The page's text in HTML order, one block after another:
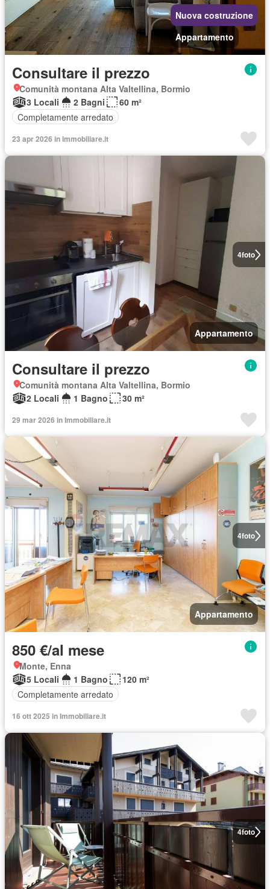
Nuova costruzione
Appartamento
Consultare il prezzo
Comunità montana Alta Valtellina, Bormio
3 Locali
2 Bagni
60 m²
Completamente arredato
23 apr 2026 in Immobiliare.it
4foto
Appartamento
Consultare il prezzo
Comunità montana Alta Valtellina, Bormio
2 Locali
1 Bagno 30 m²
29 mar 2026 in Immobiliare.it
4foto
Appartamento
850 €/al mese
Monte, Enna
5 Locali
1 Bagno
120 m²
Completamente arredato
16 ott 2025 in Immobiliare.it
4foto